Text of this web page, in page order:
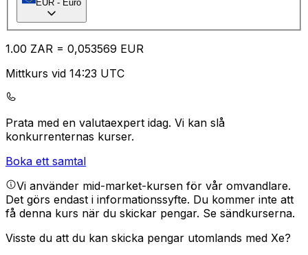
EUR - Euro
1.00 ZAR = 0,053569 EUR
Mittkurs vid 14:23 UTC
Prata med en valutaexpert idag. Vi kan slå
konkurrenternas kurser.
Boka ett samtal
Vi använder mid-market-kursen för vår omvandlare.
Det görs endast i informationssyfte. Du kommer inte att
få denna kurs när du skickar pengar. Se sändkurserna.
Visste du att du kan skicka pengar utomlands med Xe?